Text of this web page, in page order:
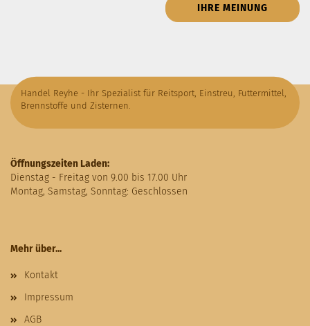
IHRE MEINUNG
Handel Reyhe - Ihr Spezialist für Reitsport, Einstreu, Futtermittel,
Brennstoffe und Zisternen.
Öffnungszeiten Laden:
Dienstag - Freitag von 9.00 bis 17.00 Uhr
Montag, Samstag, Sonntag: Geschlossen
Mehr über...
Kontakt
Impressum
AGB